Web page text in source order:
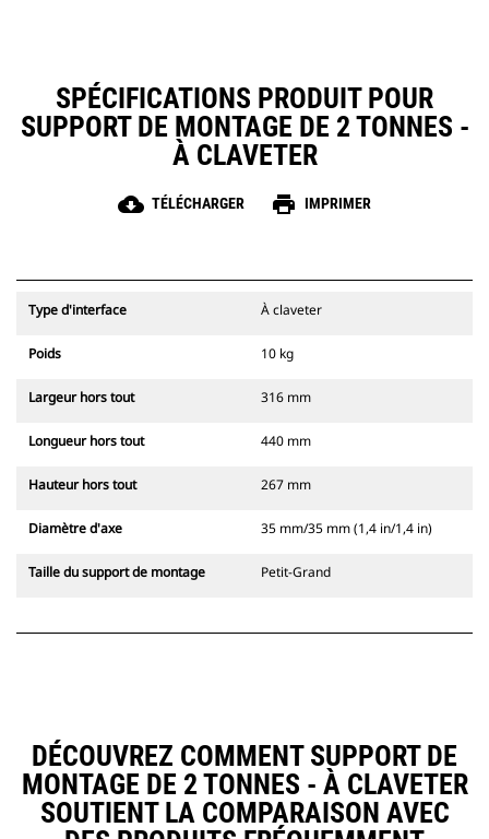
SPÉCIFICATIONS PRODUIT POUR
SUPPORT DE MONTAGE DE 2 TONNES -
À CLAVETER
cloud_download TÉLÉCHARGER print IMPRIMER
Type d'interface À claveter
Poids 10 kg
Largeur hors tout 316 mm
Longueur hors tout 440 mm
Hauteur hors tout 267 mm
Diamètre d'axe 35 mm/35 mm (1,4 in/1,4 in)
Taille du support de montage Petit-Grand
DÉCOUVREZ COMMENT SUPPORT DE
MONTAGE DE 2 TONNES - À CLAVETER
SOUTIENT LA COMPARAISON AVEC